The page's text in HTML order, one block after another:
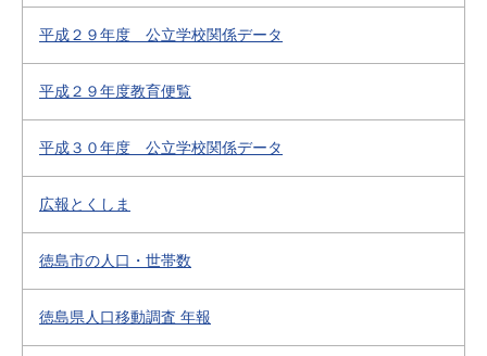
平成２９年度 公立学校関係データ
平成２９年度教育便覧
平成３０年度 公立学校関係データ
広報とくしま
徳島市の人口・世帯数
徳島県人口移動調査 年報